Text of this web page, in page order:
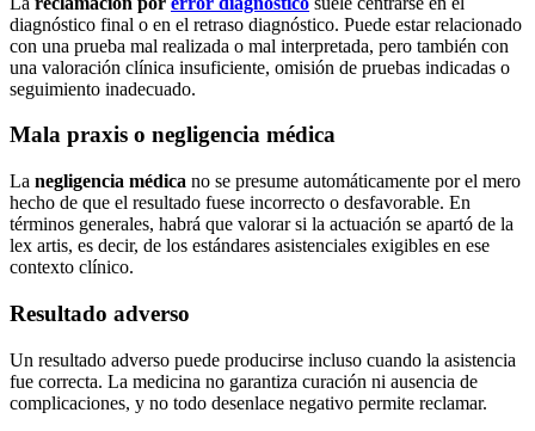
diagnóstico final o en el retraso diagnóstico. Puede estar relacionado
con una prueba mal realizada o mal interpretada, pero también con
una valoración clínica insuficiente, omisión de pruebas indicadas o
seguimiento inadecuado.
Mala praxis o negligencia médica
La negligencia médica no se presume automáticamente por el mero
hecho de que el resultado fuese incorrecto o desfavorable. En
términos generales, habrá que valorar si la actuación se apartó de la
lex artis, es decir, de los estándares asistenciales exigibles en ese
contexto clínico.
Resultado adverso
Un resultado adverso puede producirse incluso cuando la asistencia
fue correcta. La medicina no garantiza curación ni ausencia de
complicaciones, y no todo desenlace negativo permite reclamar.